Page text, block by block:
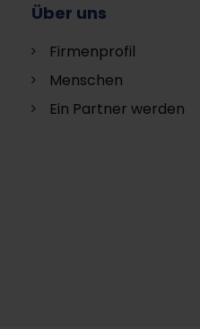
Über uns
Firmenprofil
Menschen
Ein Partner werden